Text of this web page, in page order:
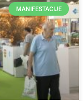
MANIFESTACIJE